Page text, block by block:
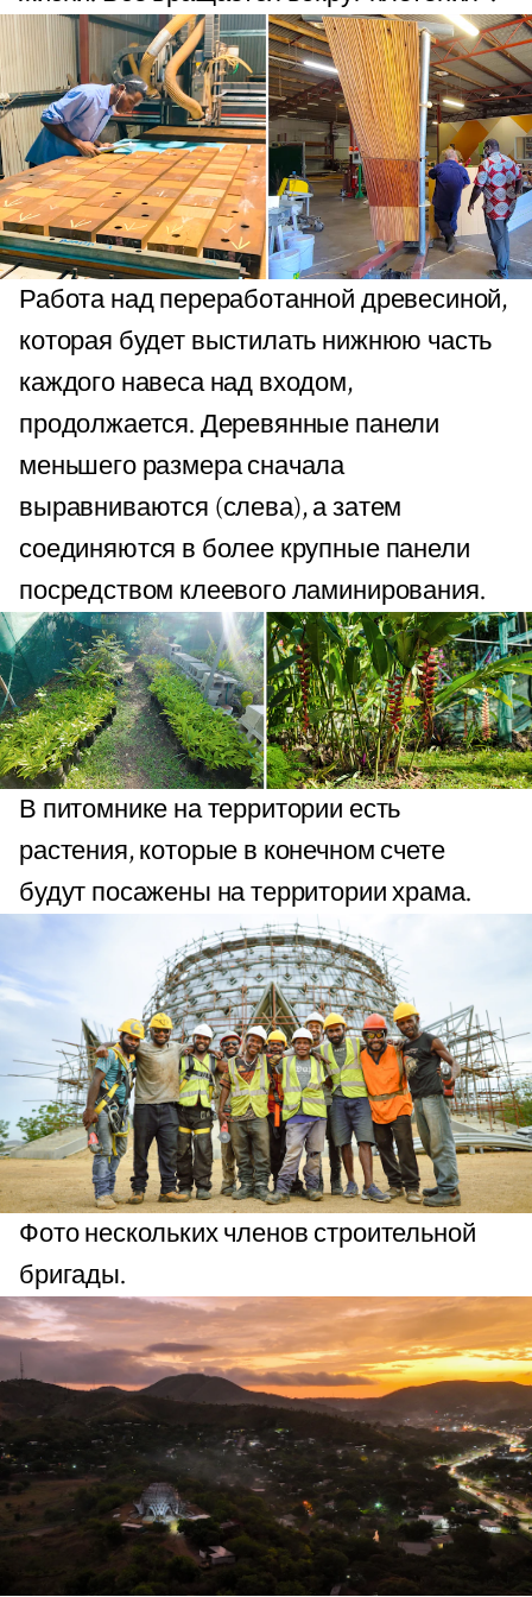
Работа над переработанной древесиной,
которая будет выстилать нижнюю часть
каждого навеса над входом,
продолжается. Деревянные панели
меньшего размера сначала
выравниваются (слева), а затем
соединяются в более крупные панели
посредством клеевого ламинирования.
В питомнике на территории есть
растения, которые в конечном счете
будут посажены на территории храма.
Фото нескольких членов строительной
бригады.